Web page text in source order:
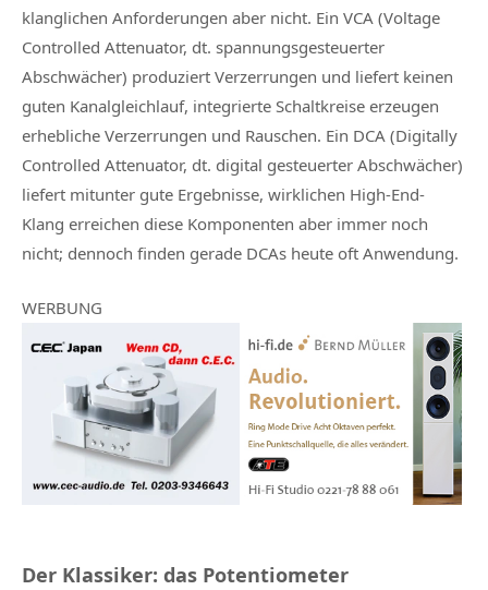
klanglichen Anforderungen aber nicht. Ein VCA (Voltage
Controlled Attenuator, dt. spannungsgesteuerter
Abschwächer) produziert Verzerrungen und liefert keinen
guten Kanalgleichlauf, integrierte Schaltkreise erzeugen
erhebliche Verzerrungen und Rauschen. Ein DCA (Digitally
Controlled Attenuator, dt. digital gesteuerter Abschwächer)
liefert mitunter gute Ergebnisse, wirklichen High-End-
Klang erreichen diese Komponenten aber immer noch
nicht; dennoch finden gerade DCAs heute oft Anwendung.
WERBUNG
Der Klassiker: das Potentiometer